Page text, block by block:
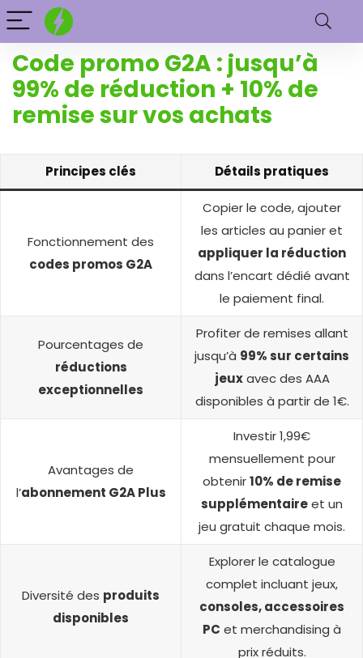
Code promo G2A : jusqu’à
99% de réduction + 10% de
remise sur vos achats
Principes clés Détails pratiques
Fonctionnement des
codes promos G2A
Copier le code, ajouter
les articles au panier et
appliquer la réduction
dans l’encart dédié avant
le paiement final.
Pourcentages de
réductions
exceptionnelles
Profiter de remises allant
jusqu’à 99% sur certains
jeuxavec des AAA
disponibles à partir de 1€.
Avantages de
l’abonnement G2A Plus
Investir 1,99€
mensuellement pour
obtenir10% de remise
supplémentaireet un
jeu gratuit chaque mois.
Diversité des produits
disponibles
Explorer le catalogue
complet incluant jeux,
consoles, accessoires
PC et merchandising à
prix réduits.